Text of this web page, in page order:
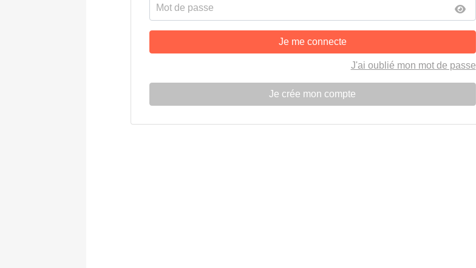
Mot de passe
Je me connecte
J'ai oublié mon mot de passe
Je crée mon compte